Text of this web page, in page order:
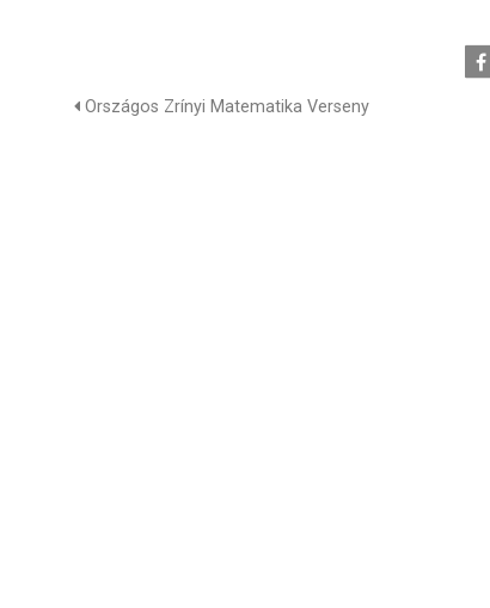
Országos Zrínyi Matematika Verseny